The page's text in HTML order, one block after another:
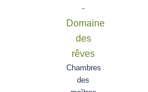
Chambres
des